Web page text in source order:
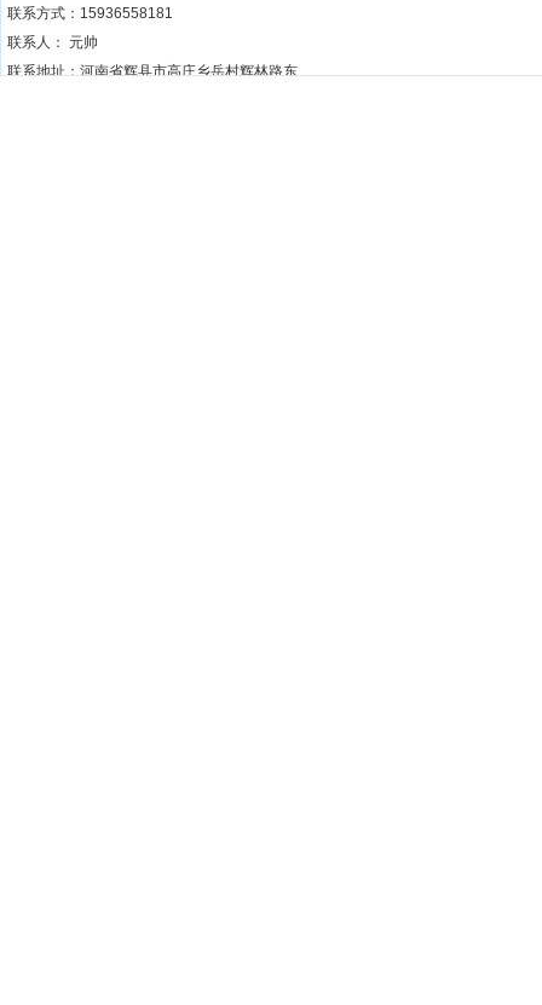
联系方式：15936558181
联系人： 元帅
联系地址：河南省辉县市高庄乡岳村辉林路东